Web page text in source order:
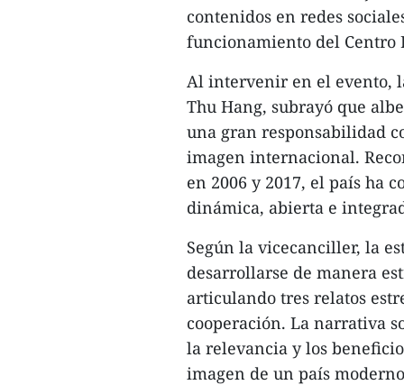
contenidos en redes
funcionamiento del Centro
Al intervenir en el evento,
Thu Hang, subrayó que
una gran responsabilidad
imagen internacional.
en 2006 y 2017, el país ha
dinámica, abierta e
Según la vicecanciller, la
desarrollarse de manera
articulando tres relatos
cooperación. La narrativa
la relevancia y los
imagen de un país